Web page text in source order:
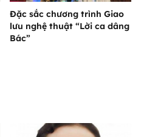
Đặc sắc chương trình Giao
lưu nghệ thuật “Lời ca dâng
Bác”